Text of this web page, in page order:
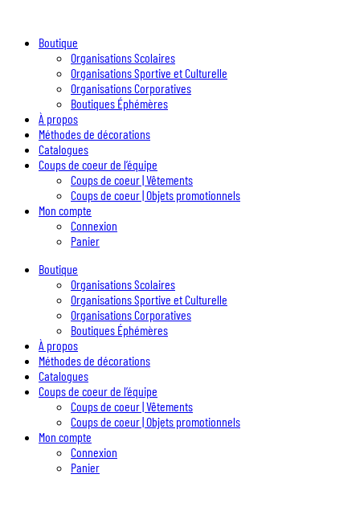
Boutique
Organisations Scolaires
Organisations Sportive et Culturelle
Organisations Corporatives
Boutiques Éphémères
À propos
Méthodes de décorations
Catalogues
Coups de coeur de l’équipe
Coups de coeur | Vêtements
Coups de coeur | Objets promotionnels
Mon compte
Connexion
Panier
Boutique
Organisations Scolaires
Organisations Sportive et Culturelle
Organisations Corporatives
Boutiques Éphémères
À propos
Méthodes de décorations
Catalogues
Coups de coeur de l’équipe
Coups de coeur | Vêtements
Coups de coeur | Objets promotionnels
Mon compte
Connexion
Panier